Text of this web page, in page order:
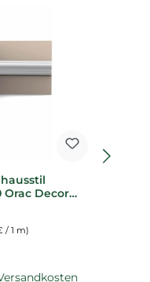
Decor
/ 1 m)
Preis: